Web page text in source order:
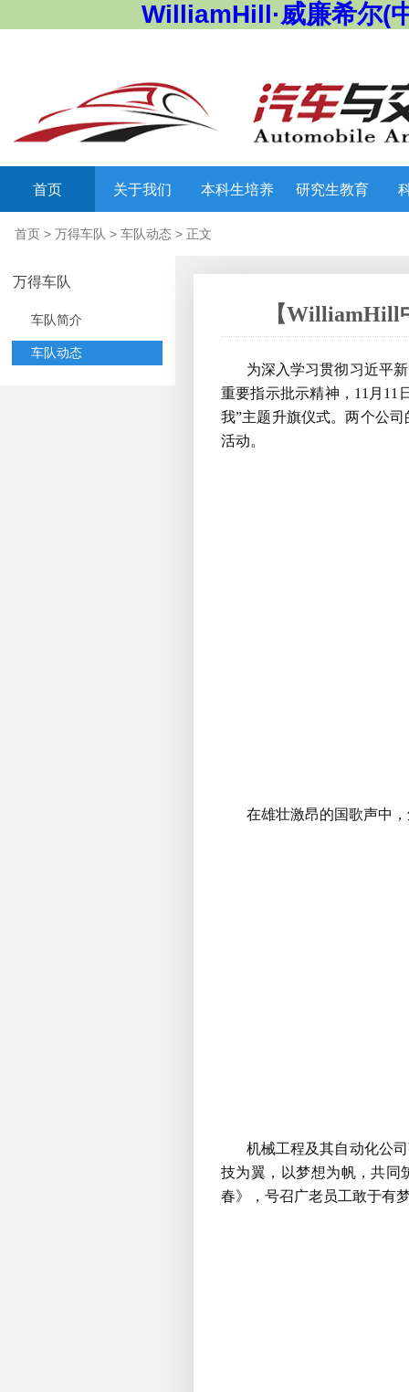
WilliamHill·威廉希尔(
首页 关于我们 本科生培养 研究生教育
首页 > 万得车队 > 车队动态 > 正文
万得车队
车队简介
车队动态
【WilliamHill
为深入学习贯彻习近平
重要指示批示精神，11月11
我”主题升旗仪式。两个公
活动。
在雄壮激昂的国歌声中
机械工程及其自动化公
技为翼，以梦想为帆，共同
春》，号召广老员工敢于有